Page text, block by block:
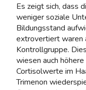
Es zeigt sich, dass
weniger soziale
Bildungsstand
extrovertiert waren
Kontrollgruppe.
wiesen auch
Cortisolwerte im
Trimenon